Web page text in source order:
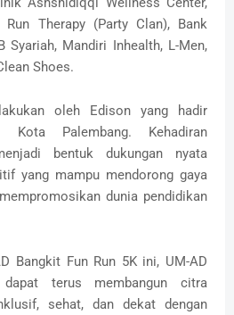
Run Therapy (Party Clan), Bank
Syariah, Mandiri Inhealth, L-Men,
Shoes.
oleh Edison yang hadir
Kota Palembang. Kehadiran
bentuk dukungan nyata
yang mampu mendorong gaya
dunia pendidikan
Bangkit Fun Run 5K ini, UM-AD
dapat terus membangun citra
sehat, dan dekat dengan